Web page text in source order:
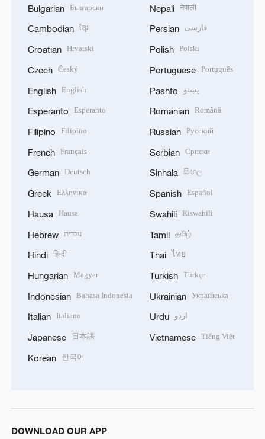
Bulgarian Български
Cambodian ខ្មែរ
Croatian Hrvatski
Czech Český
English English
Esperanto Esperanto
Filipino Filipino
French Français
German Deutsch
Greek Ελληνικά
Hausa Hausa
Hebrew עברית
Hindi हिन्दी
Hungarian Magyar
Indonesian Bahasa Indonesia
Italian Italiano
Japanese 日本語
Korean 한국어
Nepali नेपाली
Persian فارسی
Polish Polski
Portuguese Português
Pashto پښتو
Romanian Română
Russian Русский
Serbian Српски
Sinhala සිංහල
Spanish Español
Swahili Kiswahili
Tamil தமிழ்
Thai ไทย
Turkish Türkçe
Ukrainian Українська
Urdu اردو
Vietnamese Tiếng Việt
DOWNLOAD OUR APP